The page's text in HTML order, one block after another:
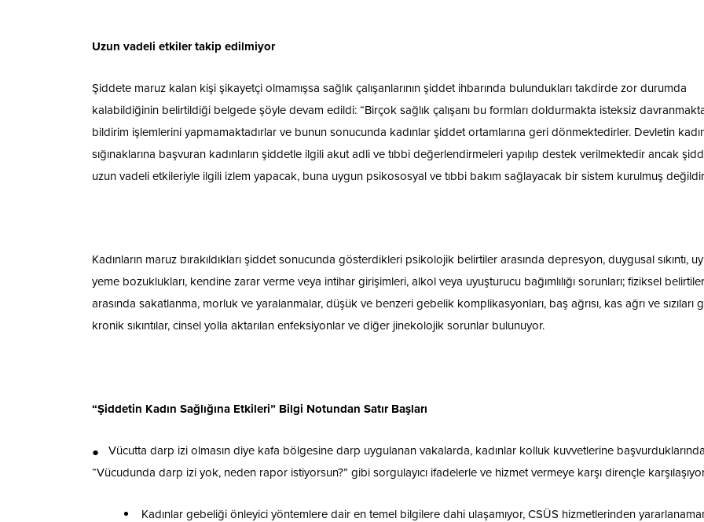
Uzun vadeli etkiler takip edilmiyor
Şiddete maruz kalan kişi şikayetçi olmamışsa sağlık çalışanlarının şiddet ihbarında bulundukları takdirde zor durumda
kalabildiğinin belirtildiği belgede şöyle devam edildi: “Birçok sağlık çalışanı bu formları doldurmakta isteksiz
bildirim işlemlerini yapmamaktadırlar ve bunun sonucunda kadınlar şiddet ortamlarına geri dönmektedirler. Devletin
sığınaklarına başvuran kadınların şiddetle ilgili akut adli ve tıbbi değerlendirmeleri yapılıp destek verilmektedir ancak
uzun vadeli etkileriyle ilgili izlem yapacak, buna uygun psikososyal ve tıbbi bakım sağlayacak bir sistem kurulmuş
Kadınların maruz bırakıldıkları şiddet sonucunda gösterdikleri psikolojik belirtiler arasında depresyon, duygusal sıkıntı,
yeme bozuklukları, kendine zarar verme veya intihar girişimleri, alkol veya uyuşturucu bağımlılığı sorunları; fiziksel belirtiler
arasında sakatlanma, morluk ve yaralanmalar, düşük ve benzeri gebelik komplikasyonları, baş ağrısı, kas ağrı ve sızıları
kronik sıkıntılar, cinsel yolla aktarılan enfeksiyonlar ve diğer jinekolojik sorunlar bulunuyor.
“Şiddetin Kadın Sağlığına Etkileri” Bilgi Notundan Satır Başları
●
Vücutta darp izi olmasın diye kafa bölgesine darp uygulanan vakalarda, kadınlar kolluk kuvvetlerine başvurduklarında
“Vücudunda darp izi yok, neden rapor istiyorsun?” gibi sorgulayıcı ifadelerle ve hizmet vermeye karşı dirençle
Kadınlar gebeliği önleyici yöntemlere dair en temel bilgilere dahi ulaşamıyor, CSÜS hizmetlerinden